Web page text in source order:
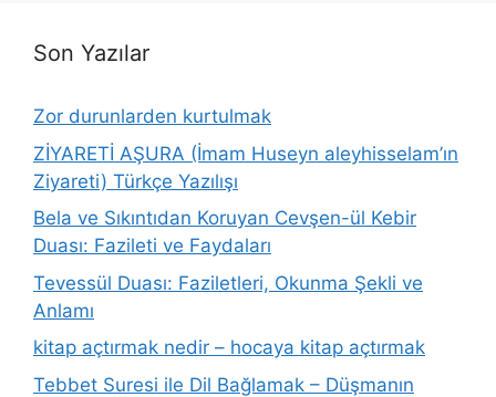
Son Yazılar
Zor durunlarden kurtulmak
ZİYARETİ AŞURA (İmam Huseyn aleyhisselam’ın
Ziyareti) Türkçe Yazılışı
Bela ve Sıkıntıdan Koruyan Cevşen-ül Kebir
Duası: Fazileti ve Faydaları
Tevessül Duası: Faziletleri, Okunma Şekli ve
Anlamı
kitap açtırmak nedir – hocaya kitap açtırmak
Tebbet Suresi ile Dil Bağlamak – Düşmanın